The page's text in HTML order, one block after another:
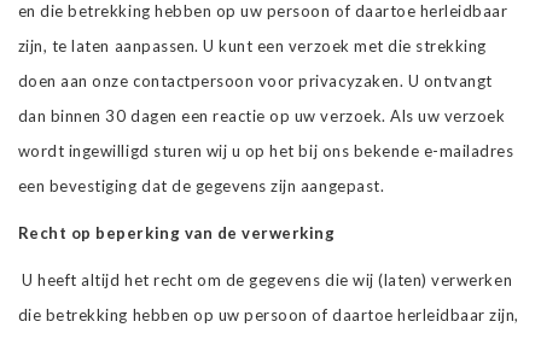
en die betrekking hebben op uw persoon of daartoe herleidbaar
zijn, te laten aanpassen. U kunt een verzoek met die strekking
doen aan onze contactpersoon voor privacyzaken. U ontvangt
dan binnen 30 dagen een reactie op uw verzoek. Als uw verzoek
wordt ingewilligd sturen wij u op het bij ons bekende e-mailadres
een bevestiging dat de gegevens zijn aangepast.
Recht op beperking van de verwerking
U heeft altijd het recht om de gegevens die wij (laten) verwerken
die betrekking hebben op uw persoon of daartoe herleidbaar zijn,